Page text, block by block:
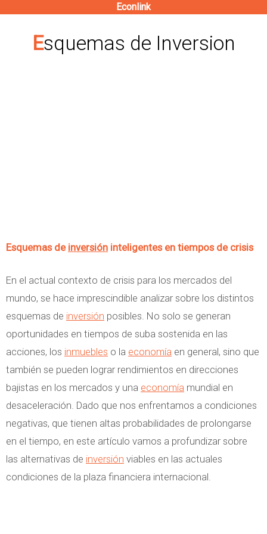
contenido
Econlink
Esquemas de Inversion
Esquemas de inversión inteligentes en tiempos de crisis
En el actual contexto de crisis para los mercados del
mundo, se hace imprescindible analizar sobre los distintos
esquemas de inversión posibles. No solo se generan
oportunidades en tiempos de suba sostenida en las
acciones, los inmuebles o la economía en general, sino que
también se pueden lograr rendimientos en direcciones
bajistas en los mercados y una economía mundial en
desaceleración. Dado que nos enfrentamos a condiciones
negativas, que tienen altas probabilidades de prolongarse
en el tiempo, en este artículo vamos a profundizar sobre
las alternativas de inversión viables en las actuales
condiciones de la plaza financiera internacional.